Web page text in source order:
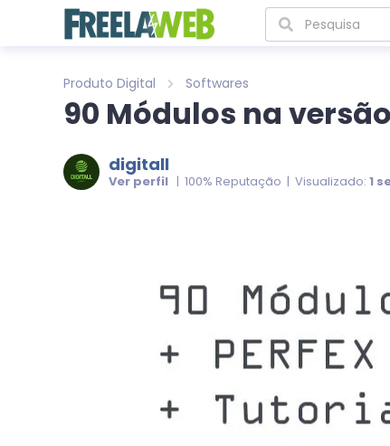
Produto Digital Softwares
90 Módulos na versão
digitall
Ver perfil | 100% Reputação | Visualizado: 1